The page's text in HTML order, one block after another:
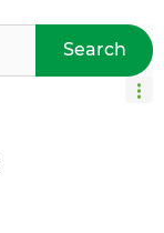
Search